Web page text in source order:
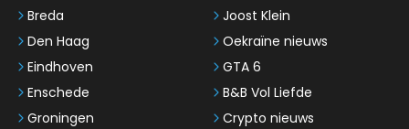
Breda
Den Haag
Eindhoven
Enschede
Groningen
Joost Klein
Oekraïne nieuws
GTA 6
B&B Vol Liefde
Crypto nieuws